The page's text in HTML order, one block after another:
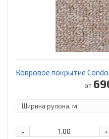
Ковровое покрытие
от
+
-